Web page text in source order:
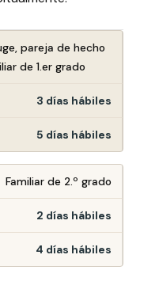
pareja de hecho
de 1.er grado
3 días hábiles
5 días hábiles
Familiar de 2.º grado
2 días hábiles
4 días hábiles